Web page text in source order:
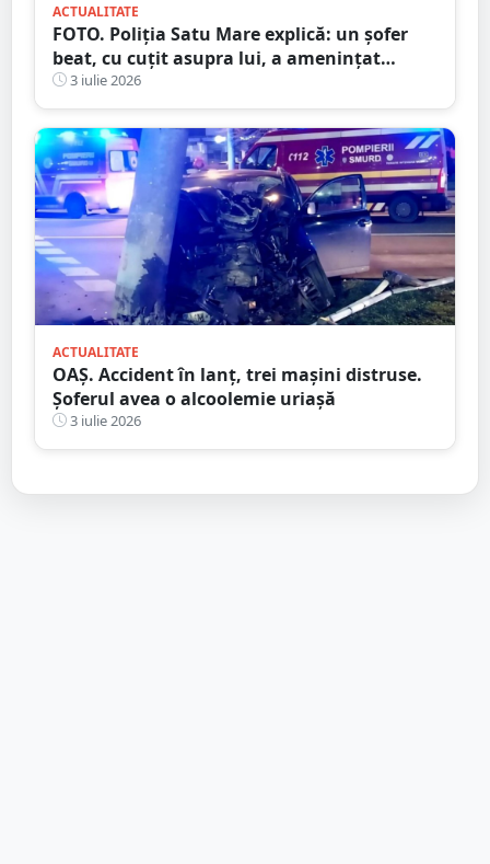
ACTUALITATE
FOTO. Poliția Satu Mare explică: un șofer
beat, cu cuțit asupra lui, a amenințat
polițiștii. Trupele speciale l-au imobilizat
3 iulie 2026
ACTUALITATE
OAȘ. Accident în lanț, trei mașini distruse.
Șoferul avea o alcoolemie uriașă
3 iulie 2026